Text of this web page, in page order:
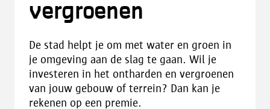
vergroenen
De stad helpt je om met water en groen in
je omgeving aan de slag te gaan. Wil je
investeren in het ontharden en vergroenen
van jouw gebouw of terrein? Dan kan je
rekenen op een premie.